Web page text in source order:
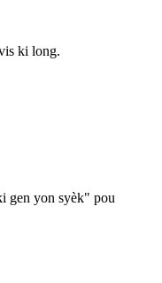
ki long.
gen yon syèk" pou